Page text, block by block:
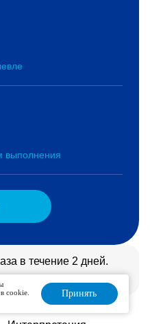
выполнения
в течение 2 дней.
cookie.
Принять